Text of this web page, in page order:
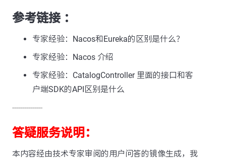
参考链接 ：
专家经验：Nacos和Eureka的区别是什么？
专家经验：Nacos 介绍
专家经验：CatalogController 里面的接口和客
户端SDK的API区别是什么
---------------
答疑服务说明：
本内容经由技术专家审阅的用户问答的镜像生成，我